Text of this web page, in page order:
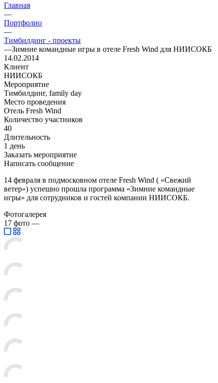
Главная
—
Портфолио
—
Тимбилдинг - проекты
—Зимние командные игры в отеле Fresh Wind для НИИСОКБ
14.02.2014
Клиент
НИИСОКБ
Мероприятие
Тимбилдинг, family day
Место проведения
Отель Fresh Wind
Количество участников
40
Длительность
1 день
Заказать мероприятие
Написать сообщение
14 февраля в подмосковном отеле Fresh Wind ( «Свежий
ветер») успешно прошла программа «Зимние командные
игры» для сотрудников и гостей компании НИИСОКБ.
Фотогалерея
17 фото —